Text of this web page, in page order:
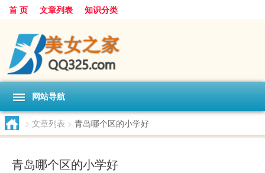
首 页 文章列表 知识分类
网站导航
> 文章列表 > 青岛哪个区的小学好
青岛哪个区的小学好